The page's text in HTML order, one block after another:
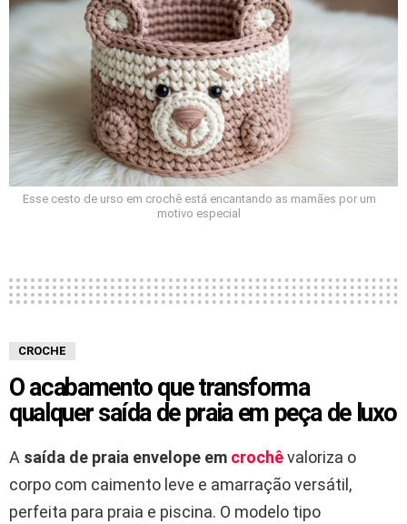
Esse cesto de urso em crochê está encantando as mamães por um
motivo especial
CROCHE
O acabamento que transforma
qualquer saída de praia em peça de luxo
A saída de praia envelope em crochêvaloriza o
corpo com caimento leve e amarração versátil,
perfeita para praia e piscina. O modelo tipo